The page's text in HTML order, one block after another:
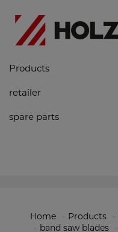
Products
retailer
spare parts
Home Products
band saw blades